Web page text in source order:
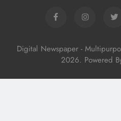
Digital Newspaper -
2026. Powered